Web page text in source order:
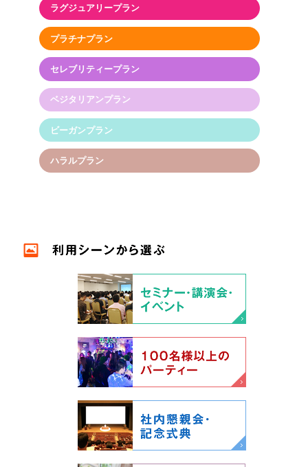
ラグジュアリープラン
プラチナプラン
セレブリティープラン
ベジタリアンプラン
ビーガンプラン
ハラルプラン